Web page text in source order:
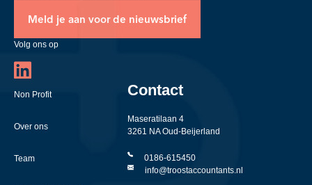
Meld je aan voor de nieuwsbrief
Volg ons op
Non Profit
Over ons
Team
Contact
Maseratilaan 4
3261 NA Oud-Beijerland
0186-615450
info@troostaccountants.nl